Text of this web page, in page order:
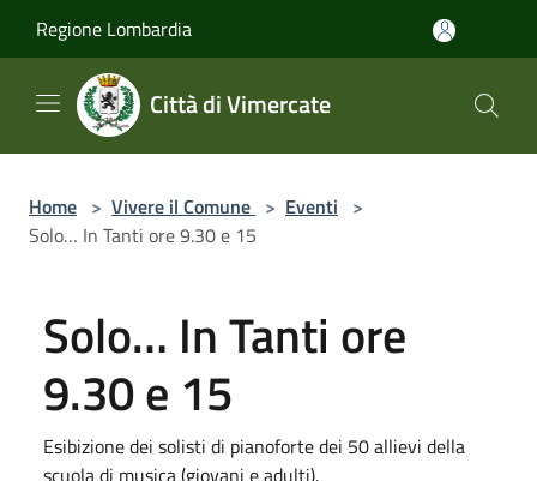
Regione Lombardia
Città di Vimercate
Home > Vivere il Comune > Eventi >
Solo… In Tanti ore 9.30 e 15
Solo… In Tanti ore
9.30 e 15
Esibizione dei solisti di pianoforte dei 50 allievi della
scuola di musica (giovani e adulti).